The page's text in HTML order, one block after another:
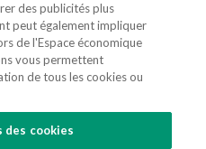
cookies
du Nom/Brand
des publicités plus
peut également impliquer
de l'Espace économique
vous permettent
de tous les cookies ou
des cookies